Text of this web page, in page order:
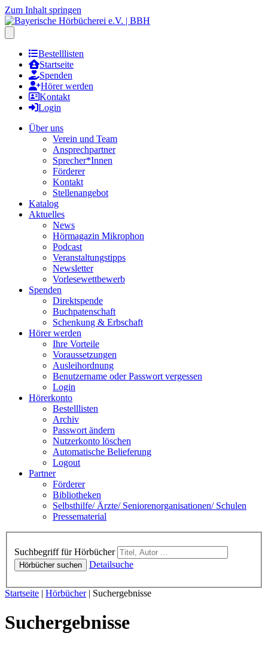
Zum Inhalt springen
Bestelllisten
Startseite
Spenden
Hörer werden
Kontakt
Login
Über uns
Verein und Team
Ansprechpartner
Sprecher*Innen
Förderer
Kontakt
Stellenangebot
Katalog
Aktuelles
News
Hörmagazin Mikrophon
Podcast
Veranstaltungstipps
Newsletter
Vorlesewettbewerb
Spenden
Direktspende
Buchpatenschaft
Schenkung & Erbschaft
Hörer werden
Ihre Vorteile
Voraussetzungen
Ausleihordnung
Benutzername oder Passwort vergessen
Login
Hörerkonto
Bestelllisten
Archiv
Passwort ändern
Nutzerkonto löschen
Automatische Belieferung
Logout
Partner
Förderer
Bibliotheken
Selbsthilfe/ Ärzte/ Seniorenorganisationen/ Schulen
Pressematerial
Suchbegriff für Hörbücher
Hörbücher suchen Detailsuche
Sie sind hier:
Startseite | Hörbücher| Suchergebnisse
Suchergebnisse